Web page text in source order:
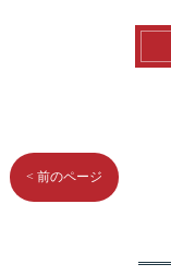
< 前のページ